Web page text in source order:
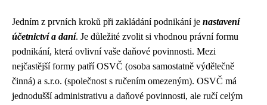
Jedním z prvních kroků při zakládání podnikání je nastavení
účetnictví a daní. Je důležité zvolit si vhodnou právní formu
podnikání, která ovlivní vaše daňové povinnosti. Mezi
nejčastější formy patří OSVČ (osoba samostatně výdělečně
činná) a s.r.o. (společnost s ručením omezeným). OSVČ má
jednodušší administrativu a daňové povinnosti, ale ručí celým